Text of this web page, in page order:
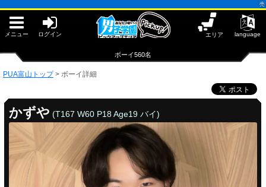
売り専(ウ
PUA富山
メニュー ログイン エリア language
ボーイ560名
サテライト大宮
PUA柏
PUA'赤羽
PUA'八重洲
PUA四日市
PUA津
PUA和歌山
PUA奈良
PUA加古川
PUA姫路
×閉じる
PUA鹿児島
PUA富山トップ> ボーイ詳細
かずや (T167 W60 P18 Age19 バイ)